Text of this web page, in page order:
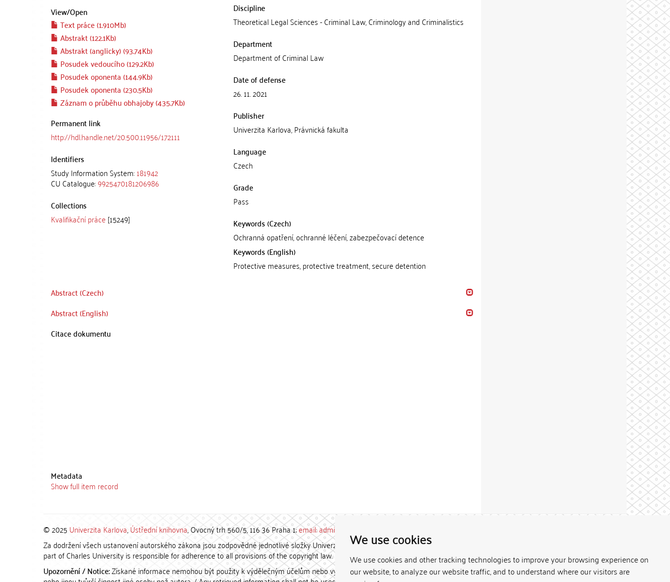
We use cookies
We use cookies and other tracking technologies to improve your browsing experience on
our website, to analyze our website traffic, and to understand where our visitors are
View/Open
Text práce (1.910Mb)
Abstrakt (122.1Kb)
Abstrakt (anglicky) (93.74Kb)
Posudek vedoucího (129.2Kb)
Posudek oponenta (144.9Kb)
Posudek oponenta (230.5Kb)
Záznam o průběhu obhajoby (435.7Kb)
Permanent link
http://hdl.handle.net/20.500.11956/172111
Identifiers
Study Information System:181942
CU Catalogue:9925470181206986
Collections
Kvalifikační práce [15249]
Discipline
Theoretical Legal Sciences - Criminal Law, Criminology and Criminalistics
Department
Department of Criminal Law
Date of defense
26. 11. 2021
Publisher
Univerzita Karlova, Právnická fakulta
Language
Czech
Grade
Pass
Keywords (Czech)
Ochranná opatření, ochranné léčení, zabezpečovací detence
Keywords (English)
Protective measures, protective treatment, secure detention
Abstract (Czech)
Abstract (English)
Citace dokumentu
Metadata
Show full item record
© 2025 Univerzita Karlova,Ústřední knihovna, Ovocný trh 560/5, 116 36 Praha 1;email: admin-repozitar [at] cuni.cz
Za dodržení všech ustanovení autorského zákona jsou zodpovědné jednotlivé složky Univerzity Karlovy. / Each constituent
part of Charles University is responsible for adherence to all provisions of the copyright law.
Upozornění / Notice:Získané informace nemohou být použity k výdělečným účelům nebo vydávány za studijní, vědeckou